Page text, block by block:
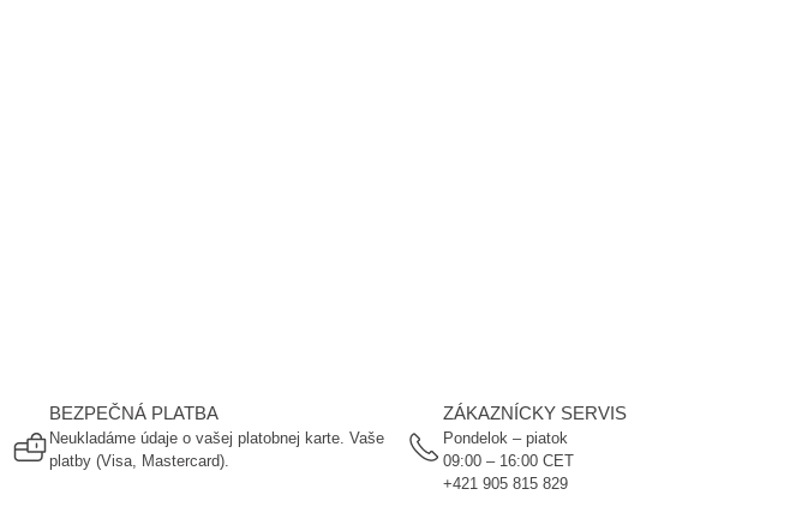
BEZPEČNÁ PLATBA
Neukladáme údaje o vašej platobnej karte. Vaše
platby (Visa, Mastercard).
ZÁKAZNÍCKY SERVIS
Pondelok – piatok
09:00 – 16:00 CET
+421 905 815 829